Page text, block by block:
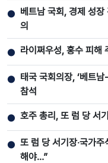
● 베트남 국회, 경제 성장
의
● 라이쩌우성, 홍수 피해
● 태국 국회의장, ‘베트
참석
● 호주 총리, 또 럼 당 서
● 또 럼 당 서기장‧국가
해야…”